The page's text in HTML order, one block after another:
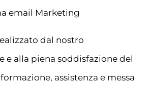
email Marketing
dal nostro
e alla piena soddisfazione del
assistenza e messa